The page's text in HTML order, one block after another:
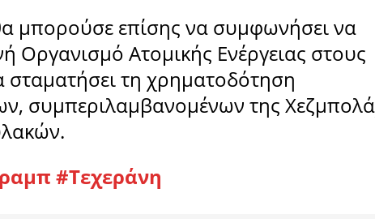
μπορούσε επίσης να συμφωνήσει να
Οργανισμό Ατομικής Ενέργειας στους
σταματήσει τη χρηματοδότηση
συμπεριλαμβανομένων της
#Τεχεράνη